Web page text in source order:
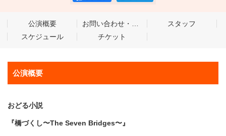
公演概要 お問い合わせ・公式HP
スタッフ
スケジュール
チケット
公演概要
おどる⼩説
『橋づくし〜The Seven Bridges〜』